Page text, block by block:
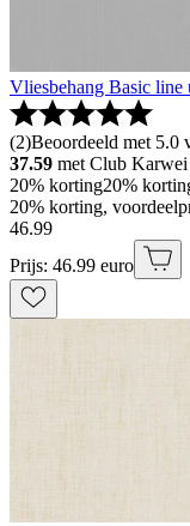
Vliesbehang Basic line
(2)Beoordeeld met 5.0
37.59 met Club Karwei
20% korting20%
20% korting,
46.99
Prijs: 46.99 euro